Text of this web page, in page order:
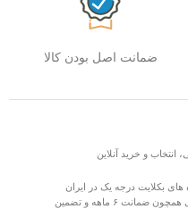
ضمانت اصل بودن کالا
انتخاب و خرید آنلاین
های بکلایت درجه یک در ایران
فعالیت خود را از سال ۹۶ آغاز کرده و به اصول هایی همچون ضمانت ۶ ماهه و تضمین